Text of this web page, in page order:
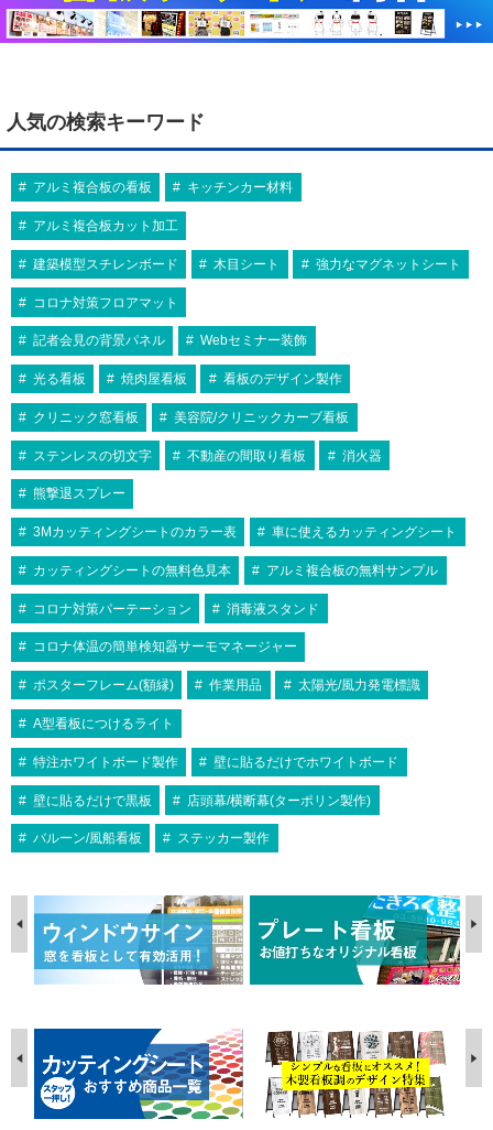
人気の検索キーワード
アルミ複合板の看板 キッチンカー材料
アルミ複合板カット加工
建築模型スチレンボード 木目シート 強力なマグネットシート
コロナ対策フロアマット
記者会見の背景パネル Webセミナー装飾
光る看板 焼肉屋看板 看板のデザイン製作
クリニック窓看板 美容院/クリニックカーブ看板
ステンレスの切文字 不動産の間取り看板 消火器
熊撃退スプレー
3Mカッティングシートのカラー表 車に使えるカッティングシート
カッティングシートの無料色見本 アルミ複合板の無料サンプル
コロナ対策パーテーション 消毒液スタンド
コロナ体温の簡単検知器サーモマネージャー
ポスターフレーム(額縁) 作業用品 太陽光/風力発電標識
A型看板につけるライト
特注ホワイトボード製作 壁に貼るだけでホワイトボード
壁に貼るだけで黒板 店頭幕/横断幕(ターポリン製作)
バルーン/風船看板 ステッカー製作